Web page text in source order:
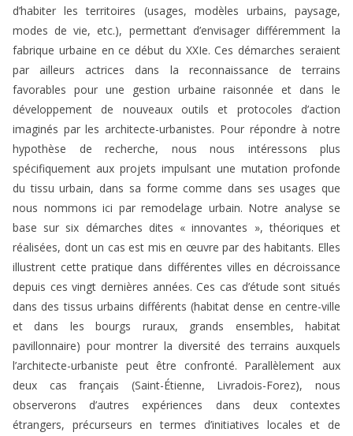
d’habiter les territoires (usages, modèles urbains, paysage,
modes de vie, etc.), permettant d’envisager différemment la
fabrique urbaine en ce début du XXIe. Ces démarches seraient
par ailleurs actrices dans la reconnaissance de terrains
favorables pour une gestion urbaine raisonnée et dans le
développement de nouveaux outils et protocoles d’action
imaginés par les architecte-urbanistes. Pour répondre à notre
hypothèse de recherche, nous nous intéressons plus
spécifiquement aux projets impulsant une mutation profonde
du tissu urbain, dans sa forme comme dans ses usages que
nous nommons ici par remodelage urbain. Notre analyse se
base sur six démarches dites « innovantes », théoriques et
réalisées, dont un cas est mis en œuvre par des habitants. Elles
illustrent cette pratique dans différentes villes en décroissance
depuis ces vingt dernières années. Ces cas d’étude sont situés
dans des tissus urbains différents (habitat dense en centre-ville
et dans les bourgs ruraux, grands ensembles, habitat
pavillonnaire) pour montrer la diversité des terrains auxquels
l’architecte-urbaniste peut être confronté. Parallèlement aux
deux cas français (Saint-Étienne, Livradois-Forez), nous
observerons d’autres expériences dans deux contextes
étrangers, précurseurs en termes d’initiatives locales et de